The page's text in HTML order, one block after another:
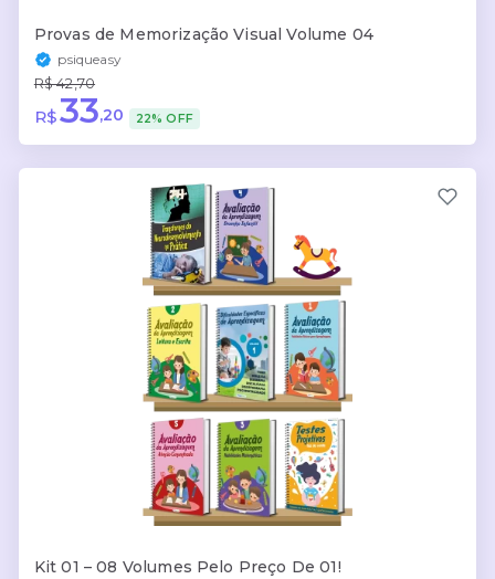
Provas de Memorização Visual Volume 04
psiqueasy
R$ 42,70
R$33,20 22% OFF
Kit 01 – 08 Volumes Pelo Preço De 01!